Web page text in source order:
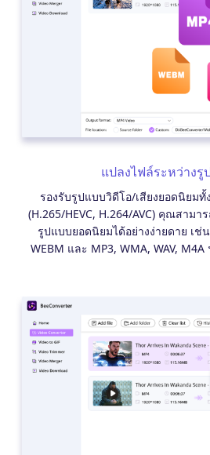
แปลงไฟล์ระหว่างรู
รองรับรูปแบบวิดีโอ/เสียงยอดนิยมทั้
(H.265/HEVC, H.264/AVC) คุณสามา
รูปแบบยอดนิยมได้อย่างง่ายดาย เช่น
WEBM และ MP3, WMA, WAV,